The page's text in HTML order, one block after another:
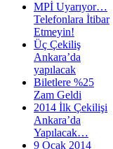
MPİ Uyarıyor…
Telefonlara İtibar
Etmeyin!
Üç Çekiliş
Ankara’da
yapılacak
Biletlere %25
Zam Geldi
2014 İlk Çekilişi
Ankara’da
Yapılacak…
9 Ocak 2014